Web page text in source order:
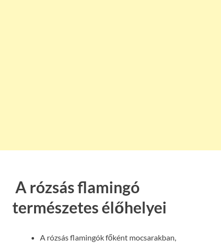
A rózsás flamingó
természetes élőhelyei
A rózsás flamingók főként mocsarakban,